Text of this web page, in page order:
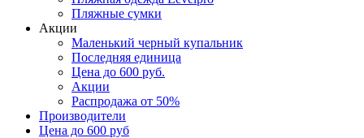
Пляжные сумки
Акции
Маленький черный купальник
Последняя единица
Цена до 600 руб.
Акции
Распродажа от 50%
Производители
Цена до 600 руб